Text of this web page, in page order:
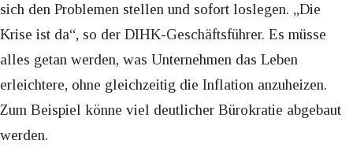
sich den Problemen stellen und sofort loslegen. „Die
Krise ist da“, so der DIHK-Geschäftsführer. Es müsse
alles getan werden, was Unternehmen das Leben
erleichtere, ohne gleichzeitig die Inflation anzuheizen.
Zum Beispiel könne viel deutlicher Bürokratie abgebaut
werden.